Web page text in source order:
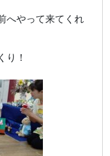
へやって来てくれ
り！